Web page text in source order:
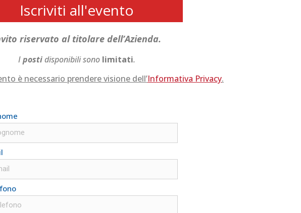
Iscriviti all'evento
riservato al titolare dell’Azienda.
Ipostidisponibili sono limitati.
è necessario prendere visione dell’Informativa Privacy.